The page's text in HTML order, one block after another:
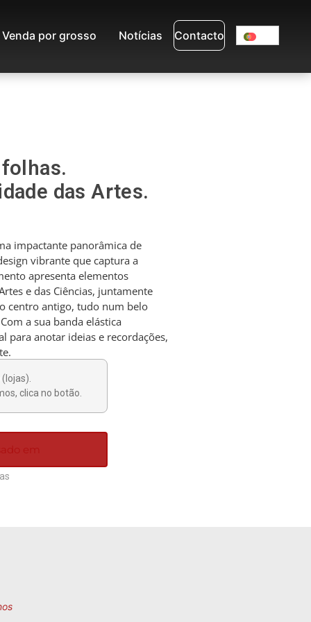
Venda por grosso Notícias Contacto
das Artes.
impactante panorâmica de
vibrante que captura a
apresenta elementos
e das Ciências, juntamente
centro antigo, tudo num belo
a sua banda elástica
para anotar ideias e recordações,
clica no botão.
em